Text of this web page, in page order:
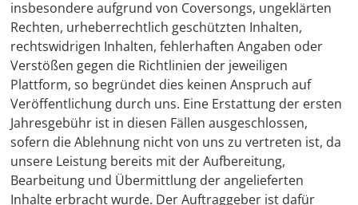
insbesondere aufgrund von Coversongs, ungeklärten
Rechten, urheberrechtlich geschützten Inhalten,
rechtswidrigen Inhalten, fehlerhaften Angaben oder
Verstößen gegen die Richtlinien der jeweiligen
Plattform, so begründet dies keinen Anspruch auf
Veröffentlichung durch uns. Eine Erstattung der ersten
Jahresgebühr ist in diesen Fällen ausgeschlossen,
sofern die Ablehnung nicht von uns zu vertreten ist, da
unsere Leistung bereits mit der Aufbereitung,
Bearbeitung und Übermittlung der angelieferten
Inhalte erbracht wurde. Der Auftraggeber ist dafür